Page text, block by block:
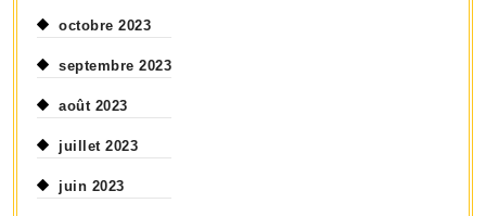
octobre 2023
septembre 2023
août 2023
juillet 2023
juin 2023